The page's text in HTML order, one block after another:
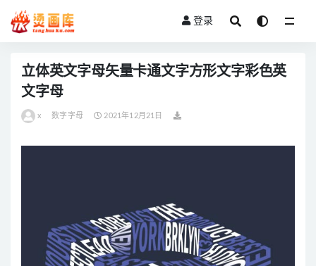
登录
立体英文字母矢量卡通文字方形文字彩色英
文字母
x 数字字母 2021年12月21日